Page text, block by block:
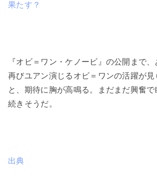
果たす？
『オビ＝ワン・ケノービ』の公開まで、
再びユアン演じるオビ＝ワンの活躍が見
と、期待に胸が高鳴る。まだまだ興奮
続きそうだ。
出典